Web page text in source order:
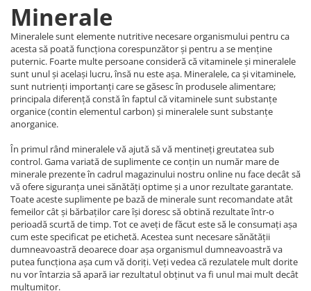
Minerale
Mineralele sunt elemente nutritive necesare organismului pentru ca
acesta să poată funcționa corespunzător și pentru a se menține
puternic. Foarte multe persoane consideră că vitaminele și mineralele
sunt unul și același lucru, însă nu este așa. Mineralele, ca și vitaminele,
sunt nutrienți importanți care se găsesc în produsele alimentare;
principala diferență constă în faptul că vitaminele sunt substanțe
organice (contin elementul carbon) și mineralele sunt substanțe
anorganice.
În primul rând mineralele vă ajută să vă mentineți greutatea sub
control. Gama variată de suplimente ce conțin un număr mare de
minerale prezente în cadrul magazinului nostru online nu face decât să
vă ofere siguranța unei sănătăți optime și a unor rezultate garantate.
Toate aceste suplimente pe bază de minerale sunt recomandate atât
femeilor cât și bărbaților care își doresc să obtină rezultate într-o
perioadă scurtă de timp. Tot ce aveți de făcut este să le consumați așa
cum este specificat pe etichetă. Acestea sunt necesare sănătății
dumneavoastră deoarece doar așa organismul dumneavoastră va
putea funcționa așa cum vă doriți. Veți vedea că rezulatele mult dorite
nu vor întarzia să apară iar rezultatul obținut va fi unul mai mult decât
mulțumitor.